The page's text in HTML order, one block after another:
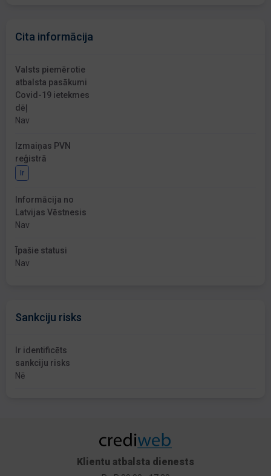
Cita informācija
Valsts piemērotie
atbalsta pasākumi
Covid-19 ietekmes
dēļ
Nav
Izmaiņas PVN
reģistrā
Ir
Informācija no
Latvijas Vēstnesis
Nav
Īpašie statusi
Nav
Sankciju risks
Ir identificēts
sankciju risks
Nē
Klientu atbalsta dienests